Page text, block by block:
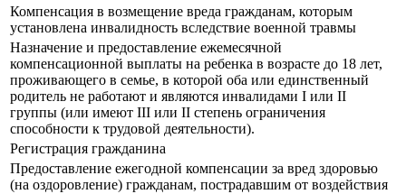
Компенсация в возмещение вреда гражданам, которым
установлена инвалидность вследствие военной травмы
Назначение и предоставление ежемесячной
компенсационной выплаты на ребенка в возрасте до 18 лет,
проживающего в семье, в которой оба или единственный
родитель не работают и являются инвалидами I или II
группы (или имеют III или II степень ограничения
способности к трудовой деятельности).
Регистрация гражданина
Предоставление ежегодной компенсации за вред здоровью
(на оздоровление) гражданам, пострадавшим от воздействия